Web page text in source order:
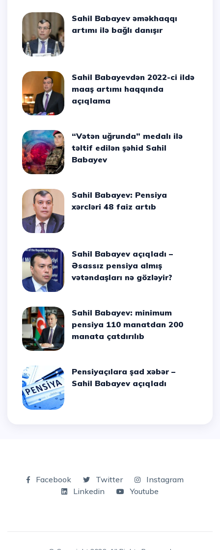
Sahil Babayev əməkhaqqı
artımı ilə bağlı danışır
Sahil Babayevdən 2022-ci ildə
maaş artımı haqqında
açıqlama
“Vətən uğrunda” medalı ilə
təltif edilən şəhid Sahil
Babayev
Sahil Babayev: Pensiya
xərcləri 48 faiz artıb
Sahil Babayev açıqladı –
Əsassız pensiya almış
vətəndaşları nə gözləyir?
Sahil Babayev: minimum
pensiya 110 manatdan 200
manata çatdırılıb
Pensiyaçılara şad xəbər –
Sahil Babayev açıqladı
Facebook Twitter
Instagram
Linkedin
Youtube